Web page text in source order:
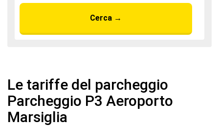
Cerca →
Le tariffe del parcheggio
Parcheggio P3 Aeroporto
Marsiglia